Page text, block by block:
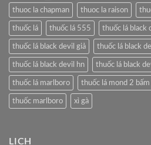
thuoc la chapman thuoc la raison
thuốc lá thuốc lá 555 thuốc lá black
thuốc lá black devil giả thuốc lá black
thuốc lá black devil hn thuốc lá black
thuốc lá marlboro thuốc lá mond 2 bấm
thuốc marlboro xì gà
LỊCH